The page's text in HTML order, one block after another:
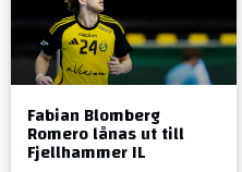
Fabian Blomberg
Romero lånas ut till
Fjellhammer IL